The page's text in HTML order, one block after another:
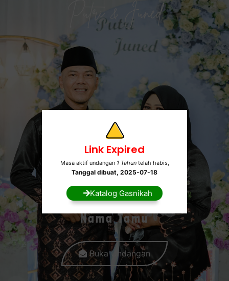
Wedding Gift
Doa restu anda merupakan karunia yang sangat berarti bagi
kami. Namun jika memberi adalah ungkapan tanda kasih
Anda, anda dapat memberi kado secara cashless maupun
7188-01-007099-50-4
a.n PUTRI RAHMADANI
Salin Rekening
KADO FISIK
Kirim kado fisik ke alamat kami :
Salin Alamat
Putri & Juned
Kepada Yth
Bapak/Ibu/Saudara/i
Nama Tamu
Buka Undangan
Link Expired
Masa aktif undangan 1 Tahuntelah habis,
Tanggal dibuat, 2025-07-18
Katalog Gasnikah